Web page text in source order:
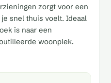
zorgt voor een
snel thuis voelt. Ideaal
is naar een
woonplek.